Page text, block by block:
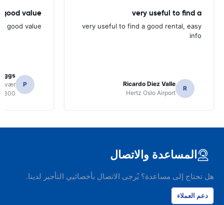
very useful to find a
very useful to find a good rental, easy
info
R
Ricardo Diez Valle
Hertz Oslo Airport
value.
good value.
P
8300
المساعدة والاتصال
هل تحتاج إلى مساعدة؟ يُرجى الاتصال بأخصائيي التأجير لدينا.
دعم العملاء